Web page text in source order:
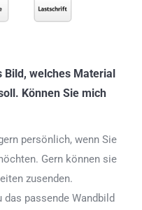
Bild, welches Material
Können Sie mich
persönlich, wenn Sie
Gern können sie
zusenden.
passende Wandbild